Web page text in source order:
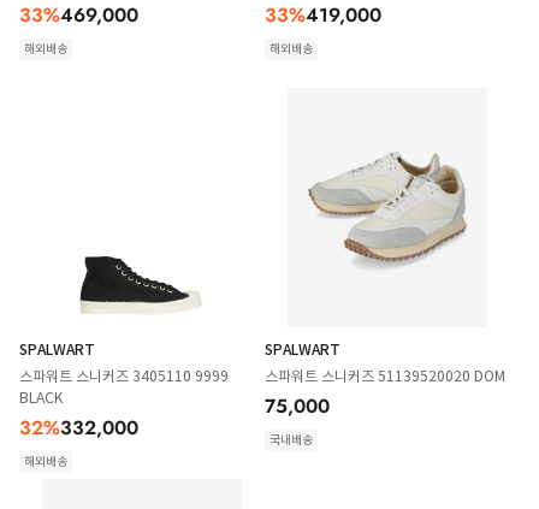
33%469,000
해외배송
33%419,000
해외배송
SPALWART
스파워트 스니커즈 3405110 9999
BLACK
32%332,000
해외배송
SPALWART
스파워트 스니커즈 51139520020 DOM
75,000
국내배송